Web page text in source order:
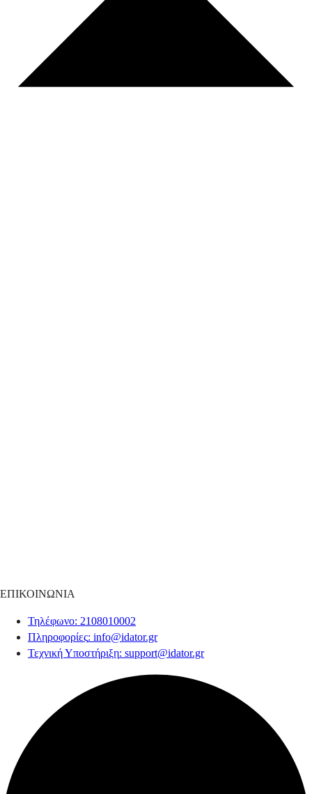
ΕΠΙΚΟΙΝΩΝΙΑ
Τηλέφωνο: 2108010002
Πληροφορίες: info@idator.gr
Τεχνική Υποστήριξη: support@idator.gr